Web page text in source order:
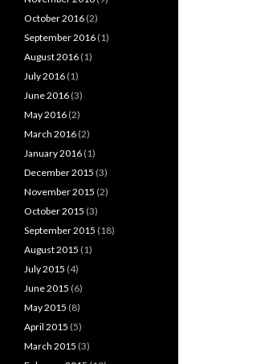
October 2016 (2)
September 2016 (1)
August 2016 (1)
July 2016 (1)
June 2016 (3)
May 2016 (2)
March 2016 (2)
January 2016 (1)
December 2015 (3)
November 2015 (2)
October 2015 (3)
September 2015 (18)
August 2015 (1)
July 2015 (4)
June 2015 (6)
May 2015 (8)
April 2015 (5)
March 2015 (3)